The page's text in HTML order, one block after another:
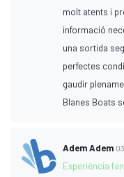
molt atents i
informació
una sortida
perfectes
gaudir
Blanes Boats
Adem Adem
Experiència